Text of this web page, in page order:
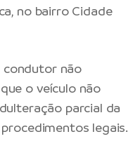
no bairro Cidade
condutor não
o veículo não
parcial da
legais.